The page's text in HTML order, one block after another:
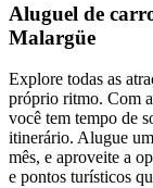
Aluguel de
Malargüe
Explore todas as
próprio ritmo. Com
você tem tempo de
itinerário. Alugue
mês, e aproveite a
e pontos turísticos